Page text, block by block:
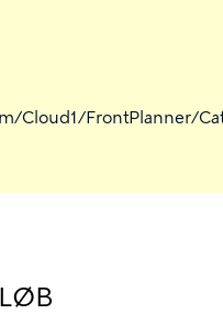
Cloud1/FrontPlanner/